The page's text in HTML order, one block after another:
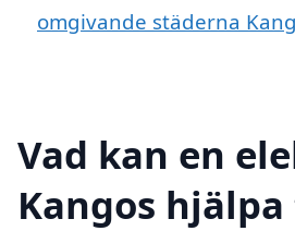
omgivande städerna
Vad kan en
Kangos